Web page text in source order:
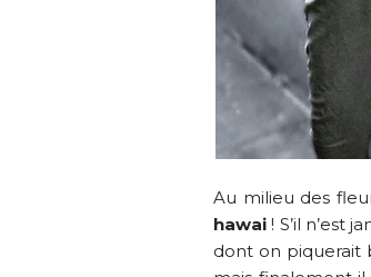
Au milieu des
hawai ! S’il n’est
dont on piquerait